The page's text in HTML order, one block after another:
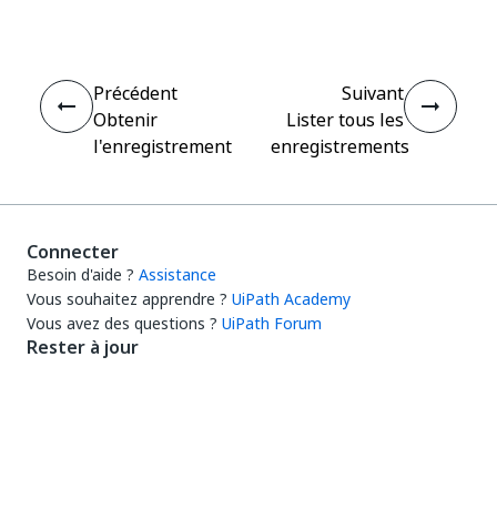
Précédent
Obtenir
l'enregistrement
Suivant
Lister tous les
enregistrements
Connecter
Besoin d'aide ? Assistance
Vous souhaitez apprendre ? UiPath Academy
Vous avez des questions ? UiPath Forum
Rester à jour